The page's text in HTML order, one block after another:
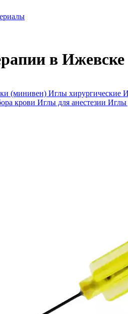
в Ижевске
(минивен) Иглы хирургические
крови Иглы для анестезии Иглы